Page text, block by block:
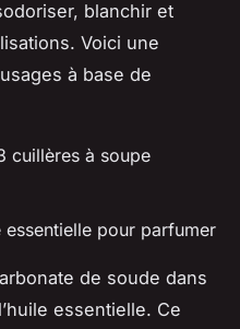
blanchir et
Voici une
à base de
cuillères à soupe
essentielle pour parfumer
de soude dans
essentielle. Ce